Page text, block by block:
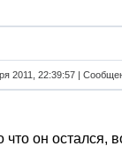
2011, 22:39:57 |
что он остался,